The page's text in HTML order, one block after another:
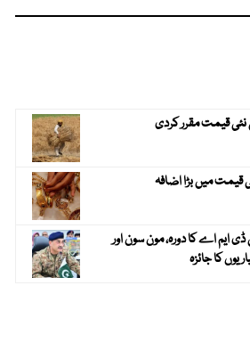
قیمت مقرر کردی
میں بڑا اضافہ
ایم اے کا دورہ، مون سون اور
کا جائزہ